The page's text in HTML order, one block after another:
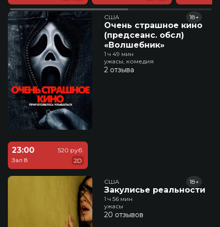
США
Очень страшное кино
(предсеанс. обсл)
«Волшебник»
18+
1 ч 49 мин
ужасы, комедия
2 отзыва
23:00
Зал 8
520 руб.
2D
США
Закулисье реальности
18+
1 ч 56 мин
ужасы
20 отзывов